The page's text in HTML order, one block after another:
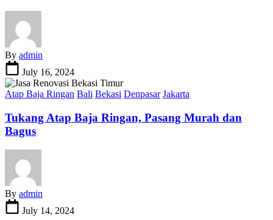
By admin
July 16, 2024
Atap Baja Ringan Bali Bekasi Denpasar Jakarta
Tukang Atap Baja Ringan, Pasang Murah dan
Bagus
By admin
July 14, 2024